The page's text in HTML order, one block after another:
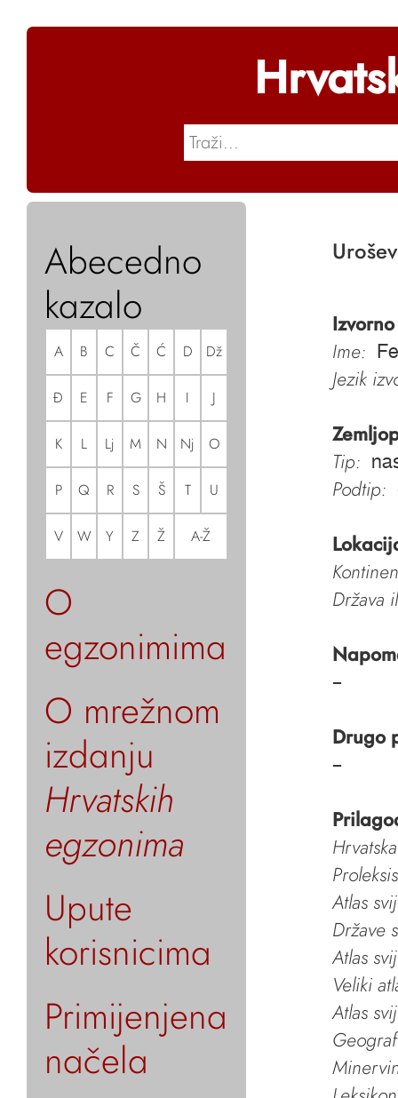
Abecedno
kazalo
A B C Č Ć D Dž
Đ E F G H I J
K L Lj M N Nj O
P Q R S Š T U
V W Y Z Ž A-Ž
O
egzonimima
O mrežnom
izdanju
Hrvatskih
egzonima
Upute
korisnicima
Primijenjena
načela
Ime:
Jezik
Tip:
Podtip:
Država
–
Drugo
–
Atlas
Države
Atlas
Veliki
Atlas